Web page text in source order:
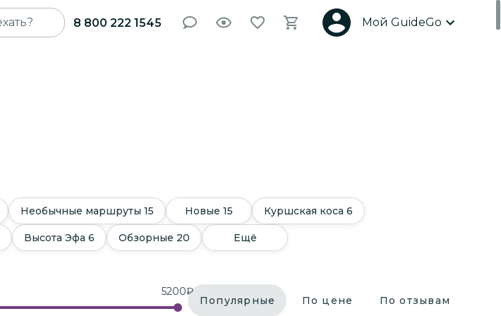
8 800 222 1545 Мой GuideGo
Необычные маршруты 15 Новые 15 Куршская коса 6
Высота Эфа 6 Обзорные 20 Ещё
5200₽
Популярные По цене По отзывам